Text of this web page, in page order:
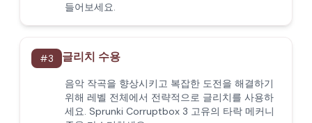
들어보세요.
#3 글리치 수용
음악 작곡을 향상시키고 복잡한 도전을 해결하기
위해 레벨 전체에서 전략적으로 글리치를 사용하
세요. Sprunki Corruptbox 3 고유의 타락 메커니